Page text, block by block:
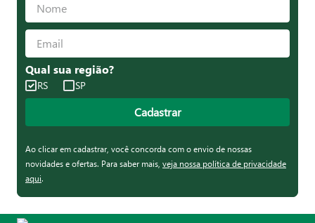
Qual sua região?
RS SP
Cadastrar
Ao clicar em cadastrar, você concorda com o envio de nossas
novidades e ofertas. Para saber mais, veja nossa política de privacidade
aqui.